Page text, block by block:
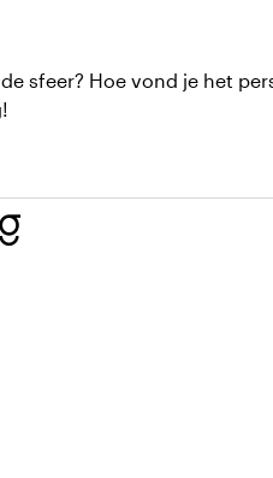
sfeer? Hoe vond je het